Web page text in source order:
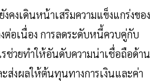
คงเดินหน้าเสริมความแข็งแกร่งของ
ต่อเนื่อง การลดระดับหนี้ควบคู่กับ
รช่วยทำให้อันดับความน่าเชื่อถือด้าน
ส่งผลให้ต้นทุนทางการเงินและค่า